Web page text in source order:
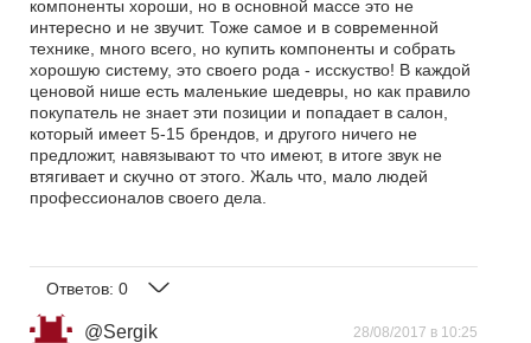
компоненты хороши, но в основной массе это не
интересно и не звучит. Тоже самое и в современной
технике, много всего, но купить компоненты и собрать
хорошую систему, это своего рода - исскуство! В каждой
ценовой нише есть маленькие шедевры, но как правило
покупатель не знает эти позиции и попадает в салон,
который имеет 5-15 брендов, и другого ничего не
предложит, навязывают то что имеют, в итоге звук не
втягивает и скучно от этого. Жаль что, мало людей
профессионалов своего дела.
Ответов: 0
@Sergik 28/08/2017 в 10:25